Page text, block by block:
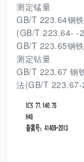
测定锰量
GB/T 223.64钢
(GB/T 223.64- -
GB/T 223.65钢
测定钻量
GB/T 223.67 钢
法(GB/T